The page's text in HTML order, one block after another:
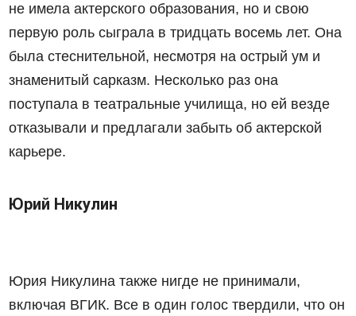
не имела актерского образования, но и свою
первую роль сыграла в тридцать восемь лет. Она
была стеснительной, несмотря на острый ум и
знаменитый сарказм. Несколько раз она
поступала в театральные училища, но ей везде
отказывали и предлагали забыть об актерской
карьере.
Юрий Никулин
Юрия Никулина также нигде не принимали,
включая ВГИК. Все в один голос твердили, что он